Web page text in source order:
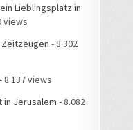
Lieblingsplatz in
views
- 8.302
- 8.137 views
in Jerusalem - 8.082